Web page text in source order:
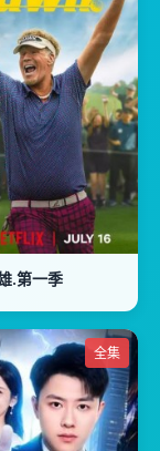
.第一季
全集